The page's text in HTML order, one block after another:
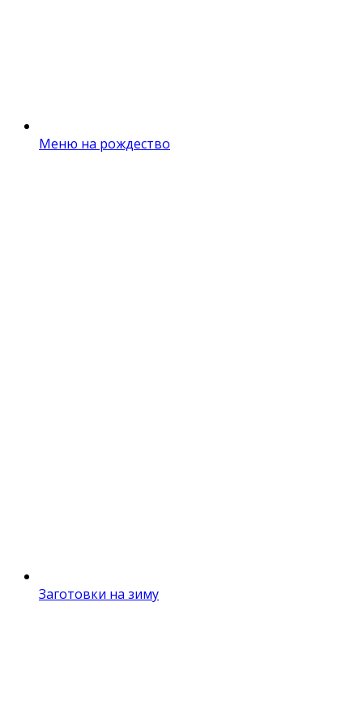
Меню на рождество
Заготовки на зиму